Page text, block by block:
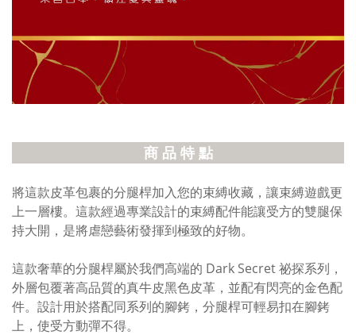
商 品 特 點
將這款皮革包裹的分腿桿加入您的束縛收藏，讓束縛遊戲更
上一層樓。這款經過專業設計的束縛配件能讓受方的雙腿保
持大開，是將虐戀藝術發揮到極致的好物。
這款奢華的分腿桿屬於我們高端的 Dark Secret 祕探系列，
外層包覆著高品質的真牛皮黑色皮革，並配有閃亮的金色配
件。設計用於搭配同系列的腳銬，分腿桿可輕易扣在腳銬
上，使受方動彈不得。